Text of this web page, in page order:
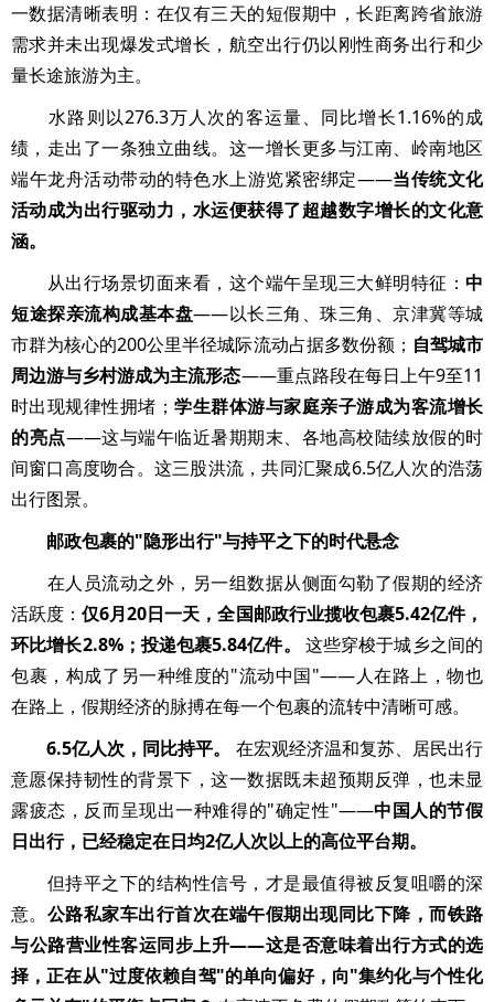
一数据清晰表明：在仅有三天的短假期中，长距离跨省旅游
需求并未出现爆发式增长，航空出行仍以刚性商务出行和少
量长途旅游为主。
水路则以276.3万人次的客运量、同比增长1.16%的成
绩，走出了一条独立曲线。这一增长更多与江南、岭南地区
端午龙舟活动带动的特色水上游览紧密绑定——当传统文化
活动成为出行驱动力，水运便获得了超越数字增长的文化意
涵。
从出行场景切面来看，这个端午呈现三大鲜明特征： 中
短途探亲流构成基本盘——以长三角、珠三角、京津冀等城
市群为核心的200公里半径城际流动占据多数份额； 自驾城市
周边游与乡村游成为主流形态——重点路段在每日上午9至11
时出现规律性拥堵； 学生群体游与家庭亲子游成为客流增长
的亮点——这与端午临近暑期期末、各地高校陆续放假的时
间窗口高度吻合。这三股洪流，共同汇聚成6.5亿人次的浩荡
出行图景。
邮政包裹的"隐形出行"与持平之下的时代悬念
在人员流动之外，另一组数据从侧面勾勒了假期的经济
活跃度：仅6月20日一天，全国邮政行业揽收包裹5.42亿件，
环比增长2.8%；投递包裹5.84亿件。
这些穿梭于城乡之间的
包裹，构成了另一种维度的"流动中国"——人在路上，物也
在路上，假期经济的脉搏在每一个包裹的流转中清晰可感。
6.5亿人次，同比持平。
在宏观经济温和复苏、居民出行
意愿保持韧性的背景下，这一数据既未超预期反弹，也未显
露疲态，反而呈现出一种难得的"确定性"——中国人的节假
日出行，已经稳定在日均2亿人次以上的高位平台期。
但持平之下的结构性信号，才是最值得被反复咀嚼的深
意。 公路私家车出行首次在端午假期出现同比下降，而铁路
与公路营业性客运同步上升——这是否意味着出行方式的选
择，正在从"过度依赖自驾"的单向偏好，向"集约化与个性化